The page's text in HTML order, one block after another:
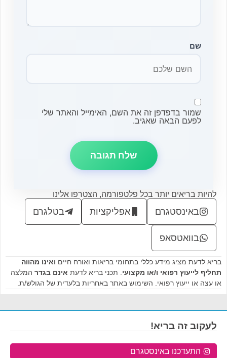
שם
שמור בדפדפן זה את השם, האימייל והאתר שלי
לפעם הבאה שאגיב.
להיות בריאים יותר בכל פלטפורמה, הצטרפו אלינו
באינסטגרם אפליקציות בטלגרם
בוואטסאפ
בריא לדעת מציג מידע כללי בתחומי בריאות ואורח חיים ואינו מהווה
תחליף לייעוץ רפואי ו/או מקצועי. תכני בריא לדעת אינם בגדר המלצה
או עצה או ייעוץ רפואי. השימוש באתר באחריות בלעדית של הגולש/ת.
לעקוב זה בריא!
התעדכנו באינסטגרם